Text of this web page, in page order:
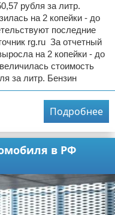
рубля за литр.
на 2 копейки - до
последние
rg.ru За отчетный
на 2 копейки - до
стоимость
за литр. Бензин
Подробнее
в РФ